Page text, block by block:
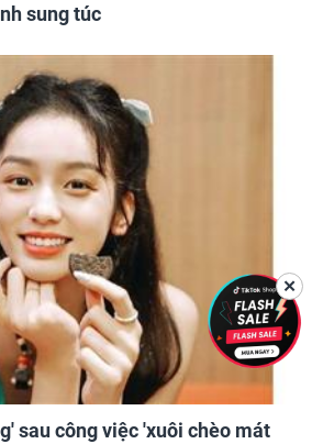
sung túc
sau công việc 'xuôi chèo mát
✕